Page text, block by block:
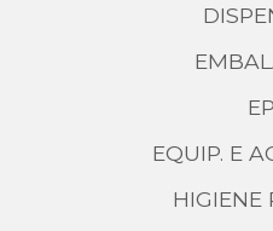
EQUIP. E
HIGIENE